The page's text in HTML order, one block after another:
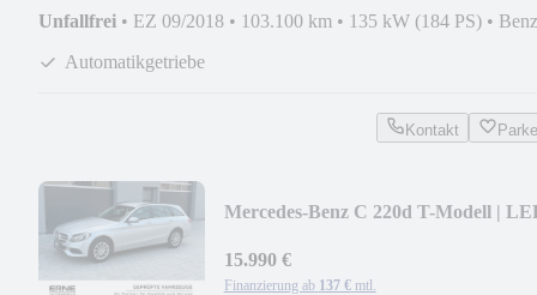
Unfallfrei • EZ 09/2018 • 103.100 km • 135 kW (184 PS) •
Automatikgetriebe
Kontakt
Mercedes-Benz C 220d T-Modell |
15.990 €
Finanzierung ab 137 € mtl.